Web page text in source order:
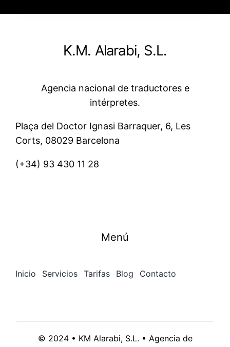
K.M. Alarabi, S.L.
Agencia nacional de traductores e
intérpretes.
Plaça del Doctor Ignasi Barraquer, 6, Les
Corts, 08029 Barcelona
(+34) 93 430 11 28
Menú
Inicio Servicios Tarifas Blog Contacto
© 2024 • KM Alarabi, S.L. • Agencia de